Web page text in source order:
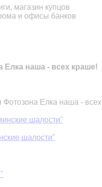
магазин купцов
и офисы банков
Елка наша - всех краше!
Фотозона Елка наша - всех
шалости"